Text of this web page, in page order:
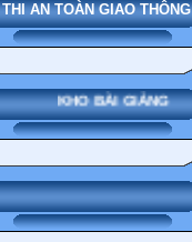
THI AN TOÀN GIAO THÔNG
KHO BÀI GIẢNG